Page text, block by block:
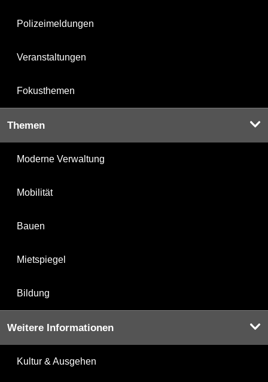
Polizeimeldungen
Veranstaltungen
Fokusthemen
Themen
Moderne Verwaltung
Mobilität
Bauen
Mietspiegel
Bildung
Weitere Informationen
Kultur & Ausgehen